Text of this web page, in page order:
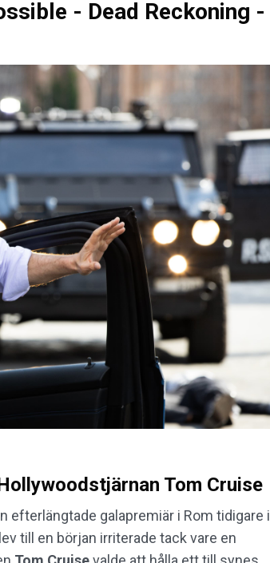
- Dead Reckoning -
Tom Cruise
efterlängtade galapremiär i Rom tidigare i
till en början irriterade tack vare en